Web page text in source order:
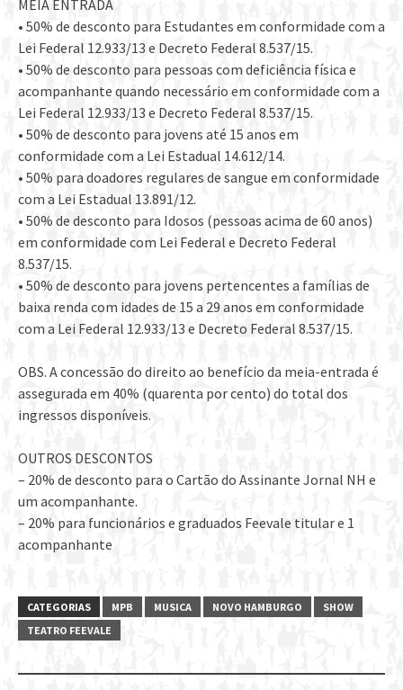
MEIA ENTRADA
• 50% de desconto para Estudantes em conformidade com a
Lei Federal 12.933/13 e Decreto Federal 8.537/15.
• 50% de desconto para pessoas com deficiência física e
acompanhante quando necessário em conformidade com a
Lei Federal 12.933/13 e Decreto Federal 8.537/15.
• 50% de desconto para jovens até 15 anos em
conformidade com a Lei Estadual 14.612/14.
• 50% para doadores regulares de sangue em conformidade
com a Lei Estadual 13.891/12.
• 50% de desconto para Idosos (pessoas acima de 60 anos)
em conformidade com Lei Federal e Decreto Federal
8.537/15.
• 50% de desconto para jovens pertencentes a famílias de
baixa renda com idades de 15 a 29 anos em conformidade
com a Lei Federal 12.933/13 e Decreto Federal 8.537/15.
OBS. A concessão do direito ao benefício da meia-entrada é
assegurada em 40% (quarenta por cento) do total dos
ingressos disponíveis.
OUTROS DESCONTOS
– 20% de desconto para o Cartão do Assinante Jornal NH e
um acompanhante.
– 20% para funcionários e graduados Feevale titular e 1
acompanhante
CATEGORIAS MPB MUSICA NOVO HAMBURGO
SHOW
TEATRO FEEVALE